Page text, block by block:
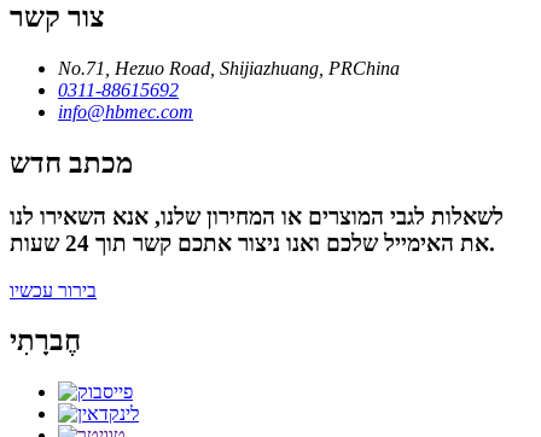
צור קשר
No.71, Hezuo Road, Shijiazhuang, PRChina
0311-88615692
info@hbmec.com
מכתב חדש
לשאלות לגבי המוצרים או המחירון שלנו, אנא השאירו לנו
את האימייל שלכם ואנו ניצור אתכם קשר תוך 24 שעות.
בירור עכשיו
חֶברָתִי